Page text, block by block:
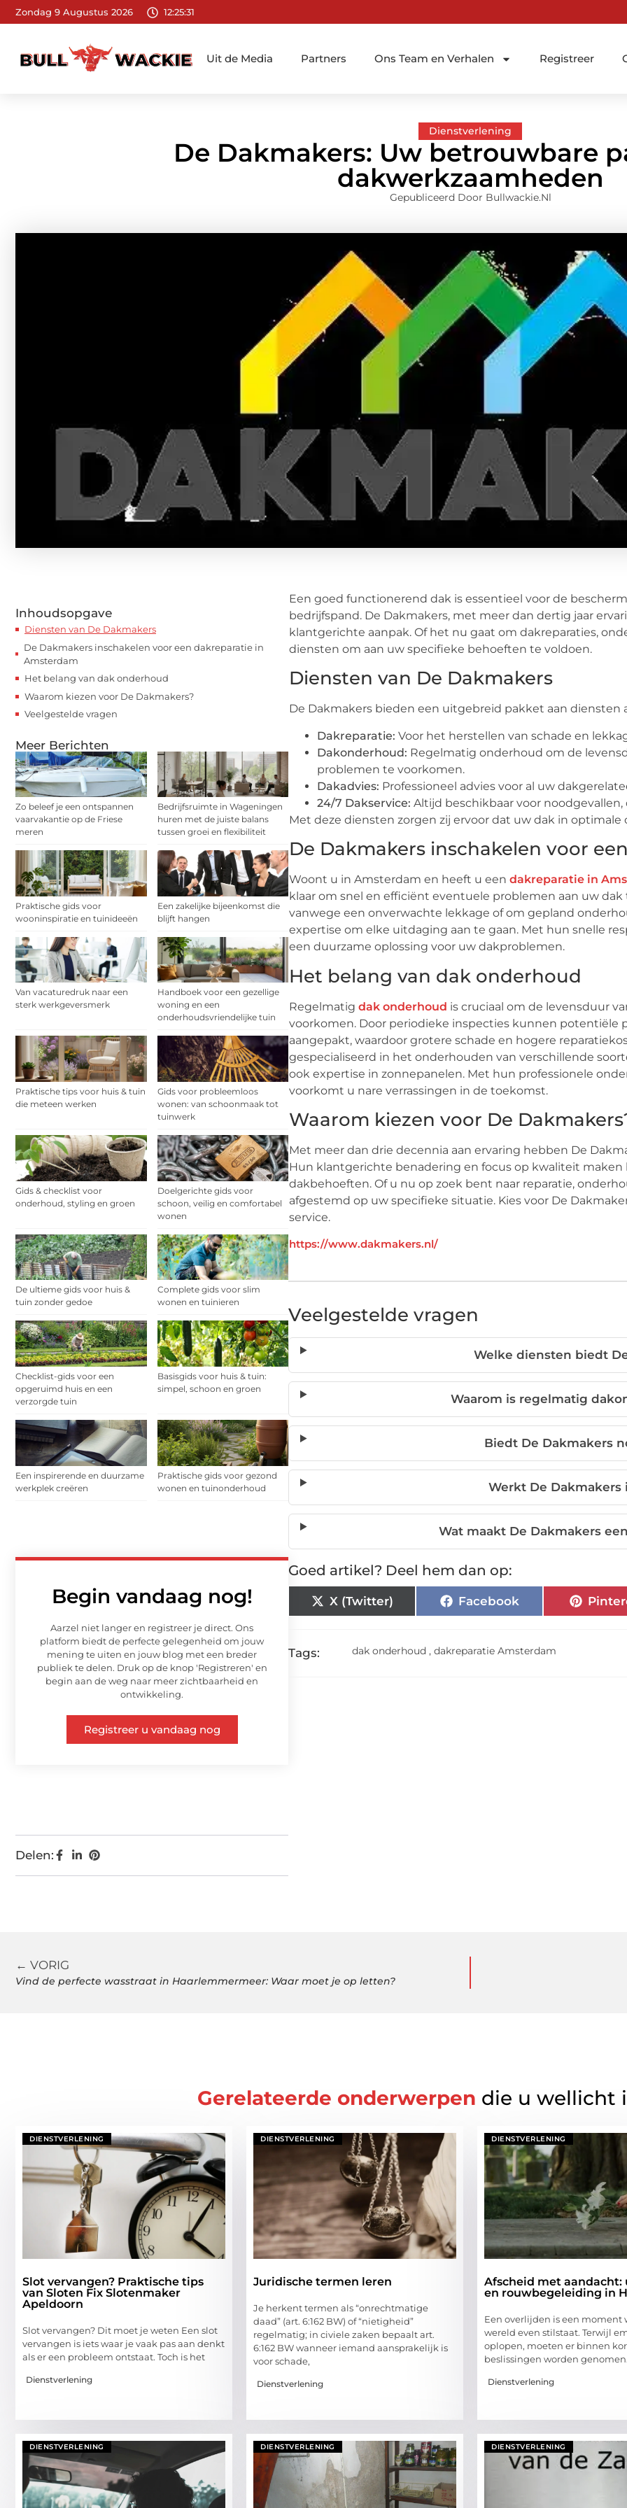
Zondag 9 Augustus 2026 12:25:33
Uit de Media Partners Ons Team en Verhalen Registreer
Dienstverlening
De Dakmakers: Uw betrouwbare
dakwerkzaamheden
Gepubliceerd Door Bullwackie.nl
Inhoudsopgave
Diensten van De Dakmakers
De Dakmakers inschakelen voor een dakreparatie in
Amsterdam
Het belang van dak onderhoud
Waarom kiezen voor De Dakmakers?
Veelgestelde vragen
Meer Berichten
Zo beleef je een ontspannen
vaarvakantie op de Friese
meren
Bedrijfsruimte in Wageningen
huren met de juiste balans
tussen groei en flexibiliteit
Praktische gids voor
wooninspiratie en tuinideeën
Een zakelijke bijeenkomst die
blijft hangen
Van vacaturedruk naar een
sterk werkgeversmerk
Handboek voor een gezellige
woning en een
onderhoudsvriendelijke tuin
Praktische tips voor huis & tuin
die meteen werken
Gids voor probleemloos
wonen: van schoonmaak tot
tuinwerk
Gids & checklist voor
onderhoud, styling en groen
Doelgerichte gids voor
schoon, veilig en comfortabel
wonen
De ultieme gids voor huis &
tuin zonder gedoe
Complete gids voor slim
wonen en tuinieren
Checklist-gids voor een
opgeruimd huis en een
verzorgde tuin
Basisgids voor huis & tuin:
simpel, schoon en groen
Een inspirerende en duurzame
werkplek creëren
Praktische gids voor gezond
wonen en tuinonderhoud
Begin vandaag nog!
Aarzel niet langer en registreer je direct. Ons
platform biedt de perfecte gelegenheid om jouw
mening te uiten en jouw blog met een breder
publiek te delen. Druk op de knop 'Registreren' en
begin aan de weg naar meer zichtbaarheid en
ontwikkeling.
Registreer u vandaag nog
Delen:
Een goed functionerend dak is essentieel voor de
bedrijfspand. De Dakmakers, met meer dan dertig jaar
klantgerichte aanpak. Of het nu gaat om dakreparaties,
diensten om aan uw specifieke behoeften te voldoen.
Diensten van De Dakmakers
De Dakmakers bieden een uitgebreid pakket aan diensten
Dakreparatie: Voor het herstellen van schade en
Dakonderhoud: Regelmatig onderhoud om de
problemen te voorkomen.
Dakadvies: Professioneel advies voor al uw
24/7 Dakservice: Altijd beschikbaar voor
Met deze diensten zorgen zij ervoor dat uw dak in optimale
De Dakmakers inschakelen voor
Woont u in Amsterdam en heeft u een dakreparatie in
klaar om snel en efficiënt eventuele problemen aan uw
vanwege een onverwachte lekkage of om gepland
expertise om elke uitdaging aan te gaan. Met hun snelle
een duurzame oplossing voor uw dakproblemen.
Het belang van dak onderhoud
Regelmatig dak onderhoud is cruciaal om de levensduur
voorkomen. Door periodieke inspecties kunnen
aangepakt, waardoor grotere schade en hogere
gespecialiseerd in het onderhouden van verschillende
ook expertise in zonnepanelen. Met hun professionele
voorkomt u nare verrassingen in de toekomst.
Waarom kiezen voor De
Met meer dan drie decennia aan ervaring hebben De
Hun klantgerichte benadering en focus op kwaliteit
dakbehoeften. Of u nu op zoek bent naar reparatie,
afgestemd op uw specifieke situatie. Kies voor De
service.
https://www.dakmakers.nl/
Veelgestelde vragen
Welke diensten biedt
Waarom is regelmatig
Biedt De Dakmakers
Werkt De Dakmakers
Wat maakt De Dakmakers
Goed artikel? Deel hem dan op:
X (Twitter) Facebook
Tags: dak onderhoud , dakreparatie Amsterdam
← VORIG
Vind de perfecte wasstraat in Haarlemmermeer: Waar moet je op letten?
Gerelateerde onderwerpen die u wellicht
DIENSTVERLENING
Slot vervangen? Praktische tips
van Sloten Fix Slotenmaker
Apeldoorn
Slot vervangen? Dit moet je weten Een slot
vervangen is iets waar je vaak pas aan denkt
als er een probleem ontstaat. Toch is het
Dienstverlening
DIENSTVERLENING
Juridische termen leren
Je herkent termen als “onrechtmatige
daad” (art. 6:162 BW) of “nietigheid”
regelmatig; in civiele zaken bepaalt art.
6:162 BW wanneer iemand aansprakelijk is
voor schade,
Dienstverlening
DIENSTVERLENING
Afscheid met aandacht:
en rouwbegeleiding in
Een overlijden is een moment
wereld even stilstaat. Terwijl
oplopen, moeten er binnen
beslissingen worden
Dienstverlening
DIENSTVERLENING DIENSTVERLENING DIENSTVERLENING